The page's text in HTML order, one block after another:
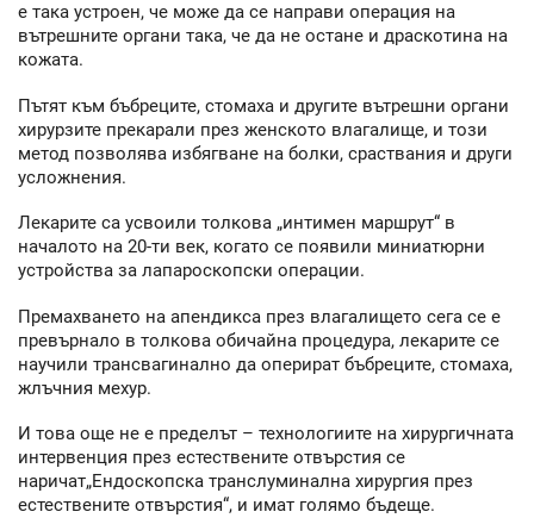
е така устроен, че може да се направи операция на
вътрешните органи така, че да не остане и драскотина на
кожата.
Пътят към бъбреците, стомаха и другите вътрешни органи
хирурзите прекарали през женското влагалище, и този
метод позволява избягване на болки, сраствания и други
усложнения.
Лекарите са усвоили толкова „интимен маршрут“ в
началото на 20-ти век, когато се появили миниатюрни
устройства за лапароскопски операции.
Премахването на апендикса през влагалището сега се е
превърнало в толкова обичайна процедура, лекарите се
научили трансвагинално да оперират бъбреците, стомаха,
жлъчния мехур.
И това още не е пределът – технологиите на хирургичната
интервенция през естествените отвърстия се
наричат„Ендоскопска транслуминална хирургия през
естествените отвърстия“, и имат голямо бъдеще.